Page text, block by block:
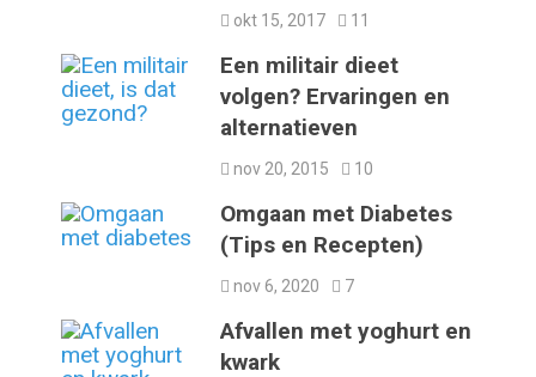
okt 15, 2017 11
Een militair dieet
volgen? Ervaringen en
alternatieven
nov 20, 2015 10
Omgaan met Diabetes
(Tips en Recepten)
nov 6, 2020 7
Afvallen met yoghurt en
kwark